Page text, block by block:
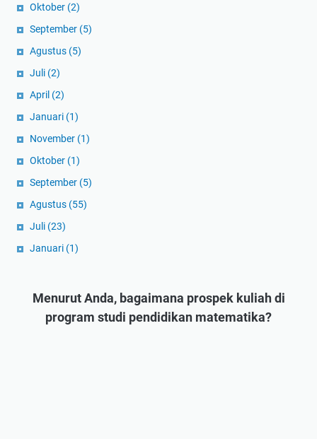
Oktober (2)
September (5)
Agustus (5)
Juli (2)
April (2)
Januari (1)
November (1)
Oktober (1)
September (5)
Agustus (55)
Juli (23)
Januari (1)
Menurut Anda, bagaimana prospek kuliah di
program studi pendidikan matematika?